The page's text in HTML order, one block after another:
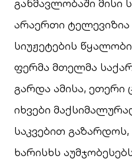
განმავლობაში მისი
არაერთი
სიუჟეტების
ფერმა მთელმა
გარდა ამისა,
იხვები
საკვებით
ხარისხს